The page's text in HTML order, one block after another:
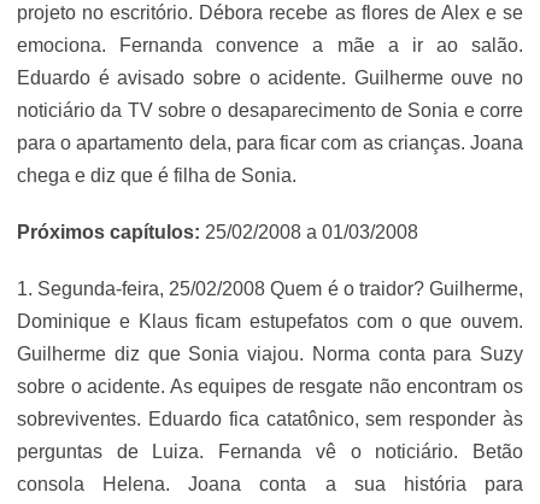
projeto no escritório. Débora recebe as flores de Alex e se
emociona. Fernanda convence a mãe a ir ao salão.
Eduardo é avisado sobre o acidente. Guilherme ouve no
noticiário da TV sobre o desaparecimento de Sonia e corre
para o apartamento dela, para ficar com as crianças. Joana
chega e diz que é filha de Sonia.
Próximos capítulos: 25/02/2008 a 01/03/2008
1. Segunda-feira, 25/02/2008 Quem é o traidor? Guilherme,
Dominique e Klaus ficam estupefatos com o que ouvem.
Guilherme diz que Sonia viajou. Norma conta para Suzy
sobre o acidente. As equipes de resgate não encontram os
sobreviventes. Eduardo fica catatônico, sem responder às
perguntas de Luiza. Fernanda vê o noticiário. Betão
consola Helena. Joana conta a sua história para